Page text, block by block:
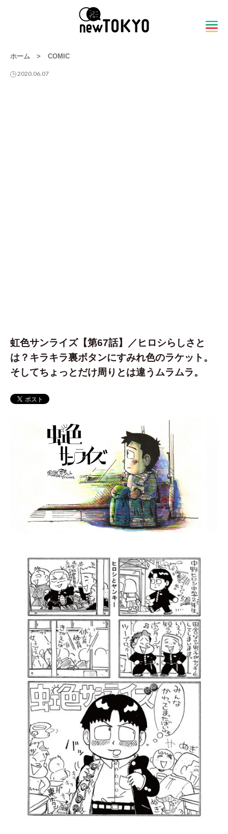
ホーム > COMIC
2020.06.07
虹色サンライズ【第67話】／ヒロシらしさと
は？キラキラ裏ボタンにすみれ色のラケット。
そしてちょっとだけ周りとは違うムラムラ。